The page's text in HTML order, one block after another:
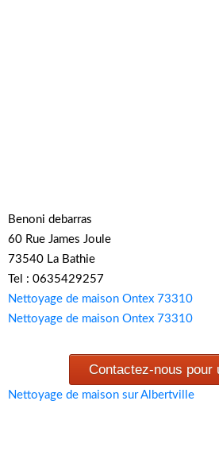
Benoni debarras
60 Rue James Joule
73540 La Bathie
Tel : 0635429257
Nettoyage de maison Ontex 73310
Nettoyage de maison Ontex 73310
Contactez-nous pour
Nettoyage de maison sur Albertville